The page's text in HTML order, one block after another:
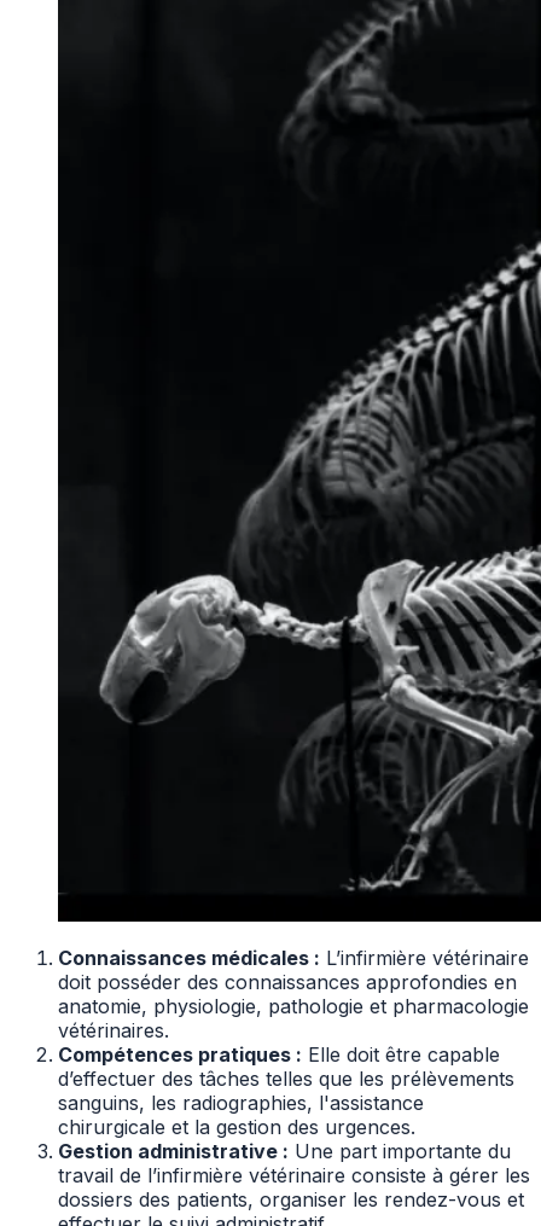
Connaissances médicales : L’infirmière vétérinaire
doit posséder des connaissances approfondies en
anatomie, physiologie, pathologie et pharmacologie
vétérinaires.
Compétences pratiques : Elle doit être capable
d’effectuer des tâches telles que les prélèvements
sanguins, les radiographies, l'assistance
chirurgicale et la gestion des urgences.
Gestion administrative : Une part importante du
travail de l’infirmière vétérinaire consiste à gérer les
dossiers des patients, organiser les rendez-vous et